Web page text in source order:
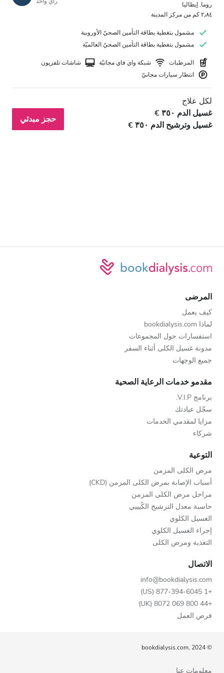
روما, إيطاليا
٢٫٨٤ كم من مركز المدينة
مشمول بتغطية بطاقة التأمين الصحيّ الأوروبية
مشمول بتغطية بطاقة التأمين الصحيّ العالميّة
المرطبات شبكة واي فاي مجانيّة
شاشات تلفزيون
انتظار سيارات مجانيّ
لكل علاج
غسيل الدم ٣٥٠ €
غسيل وترشيح الدم ٣٥٠ €
حجز مبدئي
المرضى
كيف يعمل
لماذا bookdialysis.com
استفسارات حول المجموعات
مدونة غسيل الكلى أثناء السفر
جميع الوجهات
مقدمو خدمات الرعاية الصحية
برنامج V.I.P.
سجّل عيادتك
مزايا لمقدمي الخدمات
شركاء
التوعية
مرض الكلى المزمن
أسباب الإصابة بمرض الكلى المزمن (CKD)
مراحل مرض الكلى المزمن
حاسبة معدل الترشيح الكُبيبي
الغسيل الكلوي
إجراء الغسيل الكلوي
التغذية ومرض الكلى
الاتصال
info@bookdialysis.com
+1 877-394-6045 (US)
+44 800 069 8072 (UK)
فرص العمل
© bookdialysis.com, 2024
معلومات عنا